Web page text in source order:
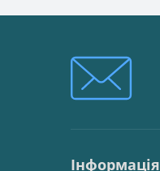
Інформація